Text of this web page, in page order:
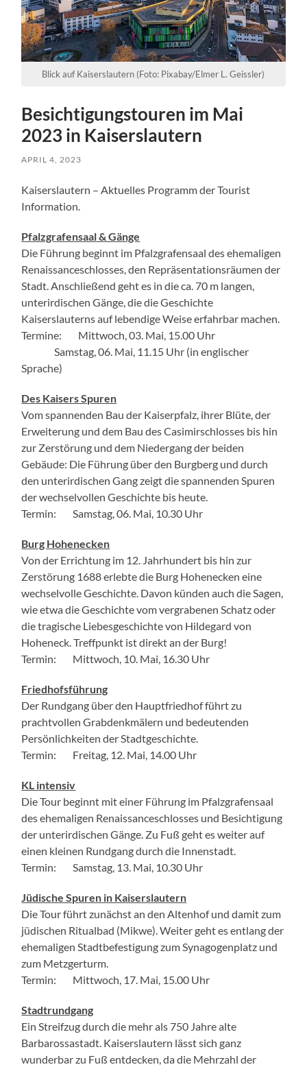
Blick auf Kaiserslautern (Foto: Pixabay/Elmer L. Geissler)
Besichtigungstouren im Mai
2023 in Kaiserslautern
APRIL 4, 2023
Kaiserslautern – Aktuelles Programm der Tourist
Information.
Pfalzgrafensaal & Gänge
Die Führung beginnt im Pfalzgrafensaal des ehemaligen
Renaissanceschlosses, den Repräsentationsräumen der
Stadt. Anschließend geht es in die ca. 70 m langen,
unterirdischen Gänge, die die Geschichte
Kaiserslauterns auf lebendige Weise erfahrbar machen.
Termine: Mittwoch, 03. Mai, 15.00 Uhr
Samstag, 06. Mai, 11.15 Uhr (in englischer
Sprache)
Des Kaisers Spuren
Vom spannenden Bau der Kaiserpfalz, ihrer Blüte, der
Erweiterung und dem Bau des Casimirschlosses bis hin
zur Zerstörung und dem Niedergang der beiden
Gebäude: Die Führung über den Burgberg und durch
den unterirdischen Gang zeigt die spannenden Spuren
der wechselvollen Geschichte bis heute.
Termin: Samstag, 06. Mai, 10.30 Uhr
Burg Hohenecken
Von der Errichtung im 12. Jahrhundert bis hin zur
Zerstörung 1688 erlebte die Burg Hohenecken eine
wechselvolle Geschichte. Davon künden auch die Sagen,
wie etwa die Geschichte vom vergrabenen Schatz oder
die tragische Liebesgeschichte von Hildegard von
Hoheneck. Treffpunkt ist direkt an der Burg!
Termin: Mittwoch, 10. Mai, 16.30 Uhr
Friedhofsführung
Der Rundgang über den Hauptfriedhof führt zu
prachtvollen Grabdenkmälern und bedeutenden
Persönlichkeiten der Stadtgeschichte.
Termin: Freitag, 12. Mai, 14.00 Uhr
KL intensiv
Die Tour beginnt mit einer Führung im Pfalzgrafensaal
des ehemaligen Renaissanceschlosses und Besichtigung
der unterirdischen Gänge. Zu Fuß geht es weiter auf
einen kleinen Rundgang durch die Innenstadt.
Termin: Samstag, 13. Mai, 10.30 Uhr
Jüdische Spuren in Kaiserslautern
Die Tour führt zunächst an den Altenhof und damit zum
jüdischen Ritualbad (Mikwe). Weiter geht es entlang der
ehemaligen Stadtbefestigung zum Synagogenplatz und
zum Metzgerturm.
Termin: Mittwoch, 17. Mai, 15.00 Uhr
Stadtrundgang
Ein Streifzug durch die mehr als 750 Jahre alte
Barbarossastadt. Kaiserslautern lässt sich ganz
wunderbar zu Fuß entdecken, da die Mehrzahl der